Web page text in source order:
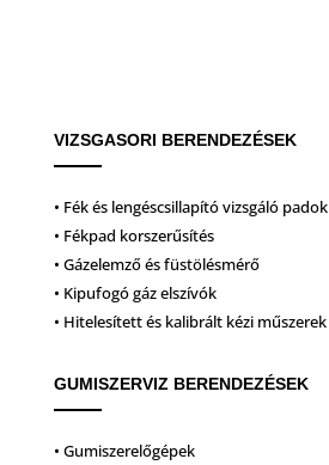
VIZSGASORI BERENDEZÉSEK
• Fék és lengéscsillapító vizsgáló padok
• Fékpad korszerűsítés
• Gázelemző és füstölésmérő
• Kipufogó gáz elszívók
• Hitelesített és kalibrált kézi műszerek
GUMISZERVIZ BERENDEZÉSEK
• Gumiszerelőgépek